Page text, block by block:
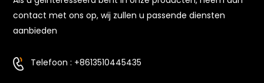
contact met ons op, wij zullen u passende diensten
aanbieden
Telefoon : +8613510445435